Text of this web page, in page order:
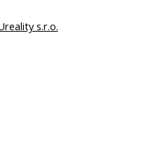
s.r.o.